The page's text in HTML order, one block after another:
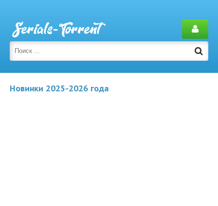
Новинки 2025-2026 года